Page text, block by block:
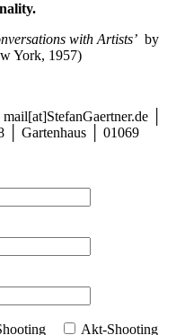
with Artists’ by
York, 1957)
│
│ Gartenhaus │ 01069
Akt-Shooting